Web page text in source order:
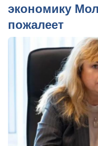
экономику
пожалеет